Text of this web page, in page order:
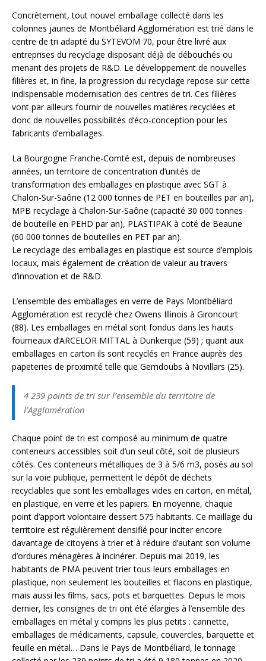
Concrètement, tout nouvel emballage collecté dans les
colonnes jaunes de Montbéliard Agglomération est trié dans le
centre de tri adapté du SYTEVOM 70, pour être livré aux
entreprises du recyclage disposant déjà de débouchés ou
menant des projets de R&D. Le développement de nouvelles
filières et, in fine, la progression du recyclage repose sur cette
indispensable modernisation des centres de tri. Ces filières
vont par ailleurs fournir de nouvelles matières recyclées et
donc de nouvelles possibilités d’éco-conception pour les
fabricants d’emballages.
La Bourgogne Franche-Comté est, depuis de nombreuses
années, un territoire de concentration d’unités de
transformation des emballages en plastique avec SGT à
Chalon-Sur-Saône (12 000 tonnes de PET en bouteilles par an),
MPB recyclage à Chalon-Sur-Saône (capacité 30 000 tonnes
de bouteille en PEHD par an), PLASTIPAK à coté de Beaune
(60 000 tonnes de bouteilles en PET par an).
Le recyclage des emballages en plastique est source d’emplois
locaux, mais également de création de valeur au travers
d’innovation et de R&D.
L’ensemble des emballages en verre de Pays Montbéliard
Agglomération est recyclé chez Owens Illinois à Gironcourt
(88). Les emballages en métal sont fondus dans les hauts
fourneaux d’ARCELOR MITTAL à Dunkerque (59) ; quant aux
emballages en carton ils sont recyclés en France auprès des
papeteries de proximité telle que Gemdoubs à Novillars (25).
4 239 points de tri sur l’ensemble du territoire de
l’Agglomération
Chaque point de tri est composé au minimum de quatre
conteneurs accessibles soit d’un seul côté, soit de plusieurs
côtés. Ces conteneurs métalliques de 3 à 5/6 m3, posés au sol
sur la voie publique, permettent le dépôt de déchets
recyclables que sont les emballages vides en carton, en métal,
en plastique, en verre et les papiers. En moyenne, chaque
point d’apport volontaire dessert 575 habitants. Ce maillage du
territoire est régulièrement densifié pour inciter encore
davantage de citoyens à trier et à réduire d’autant son volume
d’ordures ménagères à incinérer. Depuis mai 2019, les
habitants de PMA peuvent trier tous leurs emballages en
plastique, non seulement les bouteilles et flacons en plastique,
mais aussi les films, sacs, pots et barquettes. Depuis le mois
dernier, les consignes de tri ont été élargies à l’ensemble des
emballages en métal y compris les plus petits : cannette,
emballages de médicaments, capsule, couvercles, barquette et
feuille en métal… Dans le Pays de Montbéliard, le tonnage